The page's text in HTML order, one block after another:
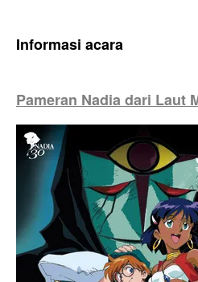
Informasi acara
Pameran Nadia dari Laut